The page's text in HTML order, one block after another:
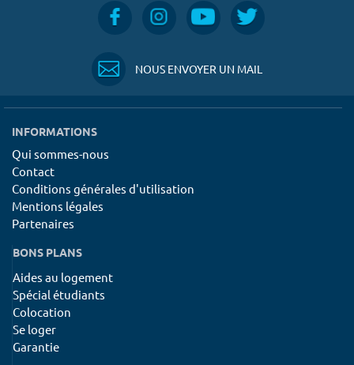
NOUS ENVOYER UN MAIL
INFORMATIONS
Qui sommes-nous
Contact
Conditions générales d'utilisation
Mentions légales
Partenaires
BONS PLANS
Aides au logement
Spécial étudiants
Colocation
Se loger
Garantie